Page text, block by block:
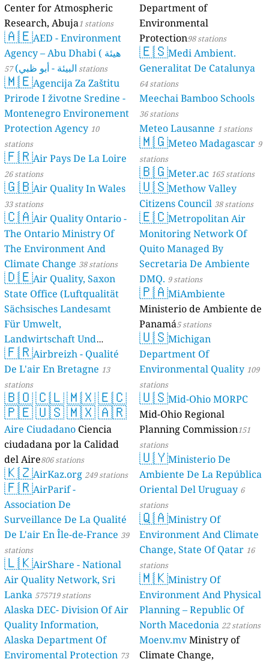
Center for Atmospheric
Research, Abuja1 stations
🇦🇪AED - Environment
Agency – Abu Dhabi ( هيئة
البيئة - أبو ظبي) 57 stations
🇲🇪Agencija Za Zaštitu
Prirode I životne Sredine -
Montenegro Environement
Protection Agency 10
stations
🇫🇷Air Pays De La Loire
26 stations
🇬🇧Air Quality In Wales
33 stations
🇨🇦Air Quality Ontario -
The Ontario Ministry Of
The Environment And
Climate Change 38 stations
🇩🇪Air Quality, Saxon
State Office (Luftqualität
Sächsisches Landesamt
Für Umwelt,
Landwirtschaft Und
Geologie) 50 stations
🇫🇷Airbreizh - Qualité
De L'air En Bretagne 13
stations
🇧🇴🇨🇱🇲🇽🇪🇨
🇵🇪🇺🇸🇲🇽🇦🇷
Aire Ciudadano Ciencia
ciudadana por la Calidad
del Aire806 stations
🇰🇿AirKaz.org 249 stations
🇫🇷AirParif -
Association De
Surveillance De La Qualité
De L'air En Île-de-France 39
stations
🇱🇰AirShare - National
Air Quality Network, Sri
Lanka 575719 stations
Alaska DEC- Division Of Air
Quality Information,
Alaska Department Of
Enviromental Protection 73
Department of
Environmental
Protection98 stations
🇪🇸Medi Ambient.
Generalitat De Catalunya
64 stations
Meechai Bamboo Schools
36 stations
Meteo Lausanne 1 stations
🇲🇬Meteo Madagascar 9
stations
🇧🇬Meter.ac 165 stations
🇺🇸Methow Valley
Citizens Council 38 stations
🇪🇨Metropolitan Air
Monitoring Network Of
Quito Managed By
Secretaria De Ambiente
DMQ. 9 stations
🇵🇦MiAmbiente
Ministerio de Ambiente de
Panamá5 stations
🇺🇸Michigan
Department Of
Environmental Quality 109
stations
🇺🇸Mid-Ohio MORPC
Mid-Ohio Regional
Planning Commission151
stations
🇺🇾Ministerio De
Ambiente De La República
Oriental Del Uruguay 6
stations
🇶🇦Ministry Of
Environment And Climate
Change, State Of Qatar 16
stations
🇲🇰Ministry Of
Environment And Physical
Planning – Republic Of
North Macedonia 22 stations
Moenv.mvMinistry of
Climate Change,